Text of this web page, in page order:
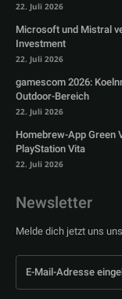
22. Juli 2026
Microsoft und Mistral
Investment
22. Juli 2026
gamescom 2026:
Outdoor-Bereich
22. Juli 2026
Homebrew-App Green
PlayStation Vita
22. Juli 2026
Newsletter
Melde dich jetzt uns